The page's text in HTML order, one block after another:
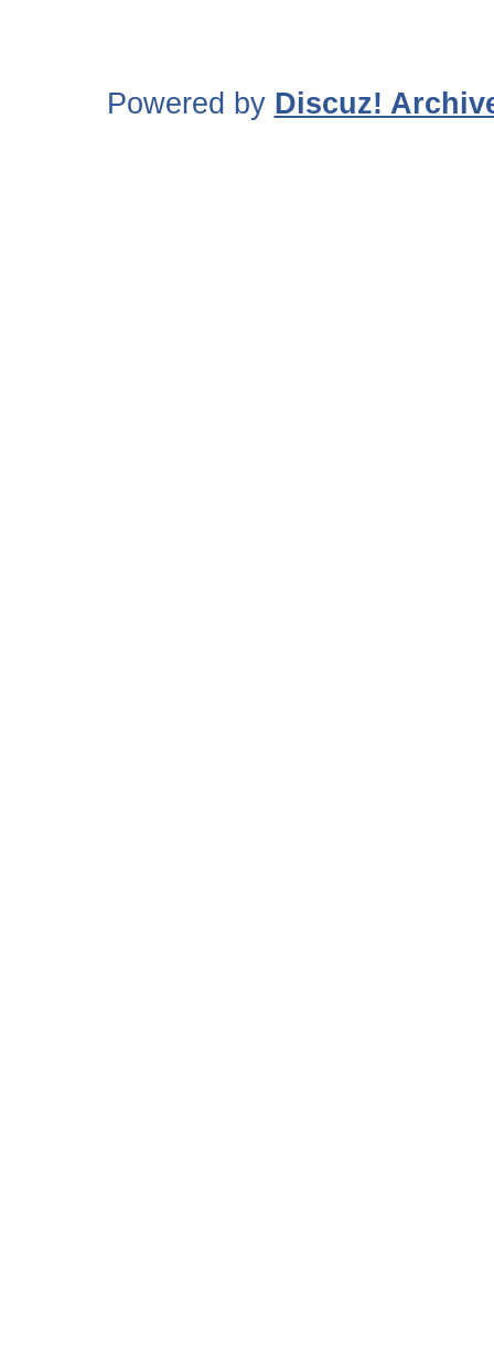
Powered by Discuz!